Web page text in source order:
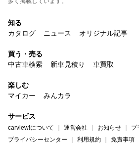
知る
カタログ
ニュース オリジナル記事
買う・売る
中古車検索
新車見積り 車買取
楽しむ
マイカー
みんカラ
サービス
carview!について 運営会社 お知らせ
プ
プライバシーセンター
利用規約
免責事項